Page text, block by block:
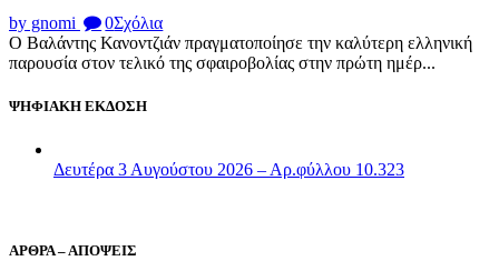
by gnomi 0Σχόλια
Ο Βαλάντης Κανοντζιάν πραγματοποίησε την καλύτερη ελληνική
παρουσία στον τελικό της σφαιροβολίας στην πρώτη ημέρ...
ΨΗΦΙΑΚΗ ΕΚΔΟΣΗ
Δευτέρα 3 Αυγούστου 2026 – Αρ.φύλλου 10.323
ΑΡΘΡΑ – ΑΠΟΨΕΙΣ